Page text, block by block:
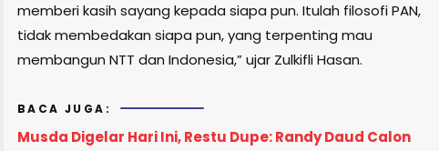
memberi kasih sayang kepada siapa pun. Itulah filosofi PAN,
tidak membedakan siapa pun, yang terpenting mau
membangun NTT dan Indonesia,” ujar Zulkifli Hasan.
BACA JUGA:
Musda Digelar Hari Ini, Restu Dupe: Randy Daud Calon